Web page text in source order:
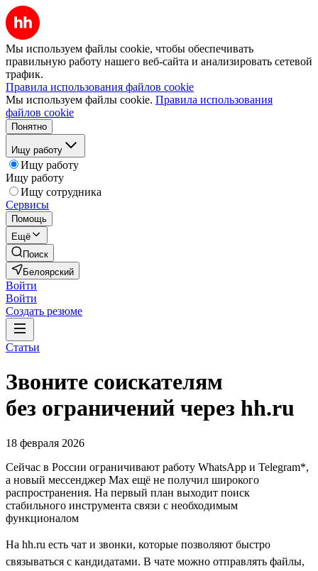
Мы используем файлы cookie, чтобы обеспечивать
правильную работу нашего веб-сайта и анализировать сетевой
трафик.
Правила использования файлов cookie
Мы используем файлы cookie. Правила использования
файлов cookie
Понятно
Ищу работу
Ищу работу
Ищу работу
Ищу сотрудника
Сервисы
Помощь
Ещё
Поиск
Белоярский
Войти
Войти
Создать резюме
Статьи
Звоните соискателям
без ограничений через hh.ru
18 февраля 2026
Cейчас в России ограничивают работу WhatsApp и Telegram*,
а новый мессенджер Max ещё не получил широкого
распространения. На первый план выходит поиск
стабильного инструмента связи с необходимым
функционалом
На hh.ru есть чат и звонки, которые позволяют быстро
связываться с кандидатами. В чате можно отправлять файлы,